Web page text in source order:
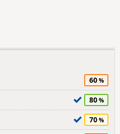
60
80
70